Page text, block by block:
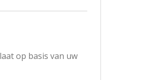
op basis van uw